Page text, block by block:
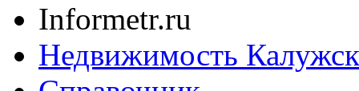
Informetr.ru
Недвижимость